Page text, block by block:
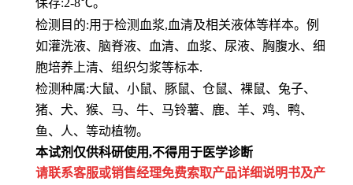
保存:2-8℃。
检测目的:用于检测血浆,血清及相关液体等样本。例
如灌洗液、脑脊液、血清、血浆、尿液、胸腹水、细
胞培养上清、组织匀浆等标本.
检测种属:大鼠、小鼠、豚鼠、仓鼠、裸鼠、兔子、
猪、犬、猴、马、牛、马铃薯、鹿、羊、鸡、鸭、
鱼、人、等动植物。
本试剂仅供科研使用,不得用于医学诊断
请联系客服或销售经理免费索取产品详细说明书及产